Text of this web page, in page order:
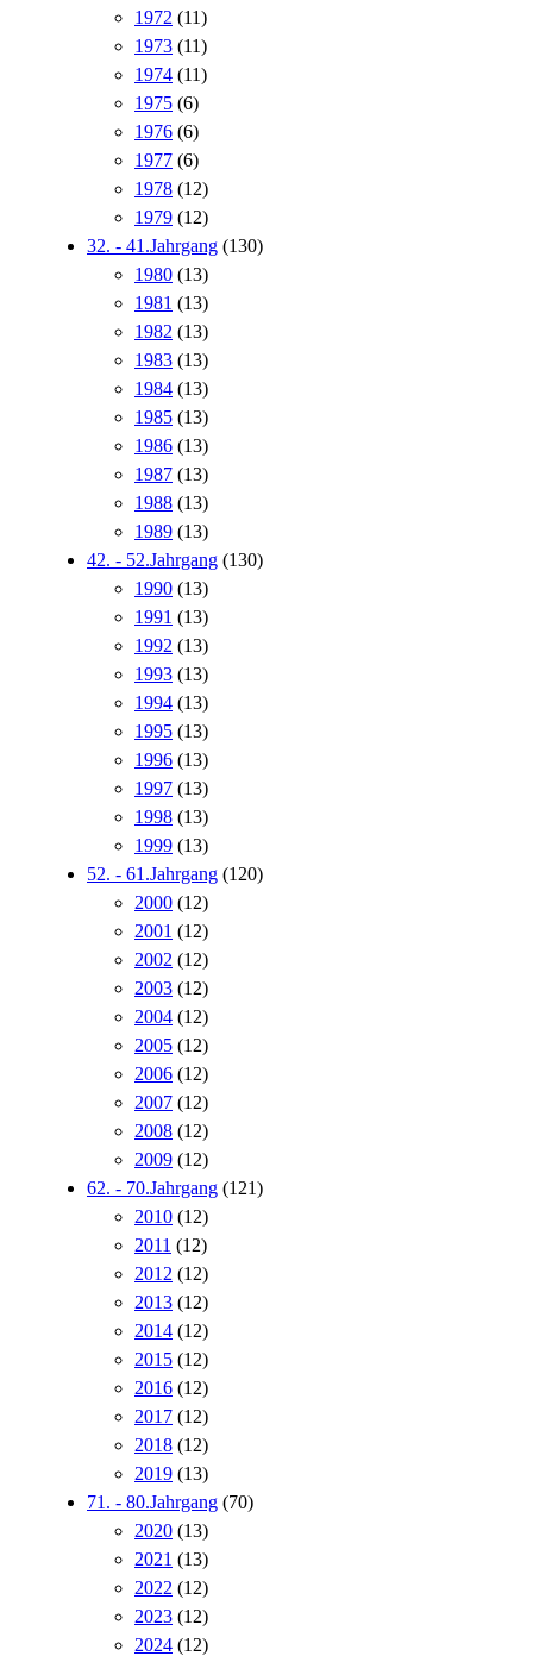
1972 (11)
1973 (11)
1974 (11)
1975 (6)
1976 (6)
1977 (6)
1978 (12)
1979 (12)
32. - 41.Jahrgang (130)
1980 (13)
1981 (13)
1982 (13)
1983 (13)
1984 (13)
1985 (13)
1986 (13)
1987 (13)
1988 (13)
1989 (13)
42. - 52.Jahrgang (130)
1990 (13)
1991 (13)
1992 (13)
1993 (13)
1994 (13)
1995 (13)
1996 (13)
1997 (13)
1998 (13)
1999 (13)
52. - 61.Jahrgang (120)
2000 (12)
2001 (12)
2002 (12)
2003 (12)
2004 (12)
2005 (12)
2006 (12)
2007 (12)
2008 (12)
2009 (12)
62. - 70.Jahrgang (121)
2010 (12)
2011 (12)
2012 (12)
2013 (12)
2014 (12)
2015 (12)
2016 (12)
2017 (12)
2018 (12)
2019 (13)
71. - 80.Jahrgang (70)
2020 (13)
2021 (13)
2022 (12)
2023 (12)
2024 (12)